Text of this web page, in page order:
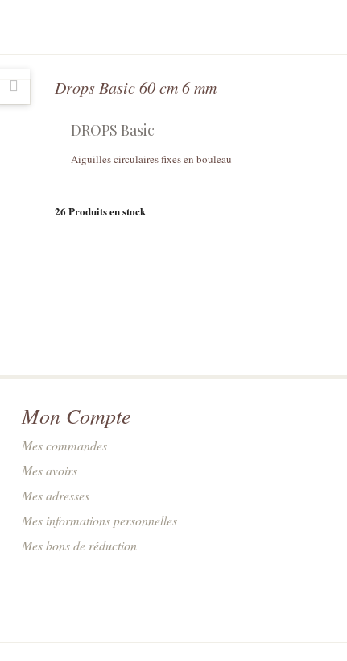
Drops Basic 60 cm 6 mm
DROPS Basic
Aiguilles circulaires fixes en bouleau
26 Produits en stock
Mon Compte
Mes commandes
Mes avoirs
Mes adresses
Mes informations personnelles
Mes bons de réduction